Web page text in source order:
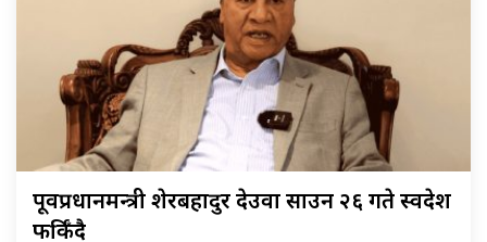
पूर्वप्रधानमन्त्री शेरबहादुर देउवा साउन २६ गते स्वदेश
फर्किँदै